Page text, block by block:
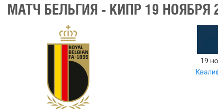
МАТЧ БЕЛЬГИЯ - КИПР 19 НОЯБРЯ
19